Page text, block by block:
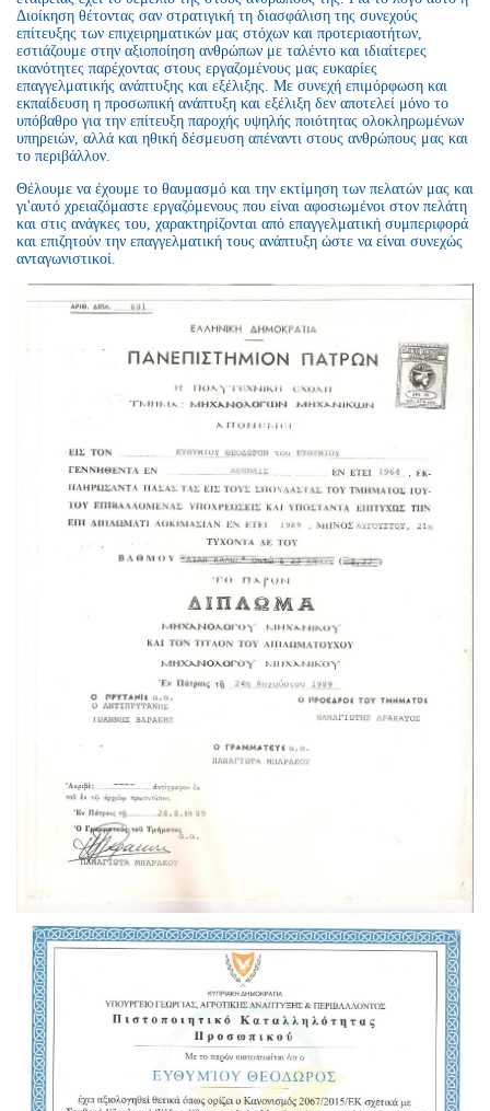
Διοίκηση θέτοντας σαν στρατιγική τη διασφάλιση της συνεχούς
επίτευξης των επιχειρηματικών μας στόχων και προτεριαοτήτων,
εστιάζουμε στην αξιοποίηση ανθρώπων με ταλέντο και ιδιαίτερες
ικανότητες παρέχοντας στους εργαζομένους μας ευκαρίες
επαγγελματικής ανάπτυξης και εξέλιξης. Με συνεχή επιμόρφωση και
εκπαίδευση η προσωπική ανάπτυξη και εξέλιξη δεν αποτελεί μόνο το
υπόβαθρο για την επίτευξη παροχής υψηλής ποιότητας ολοκληρωμένων
υπηρειών, αλλά και ηθική δέσμευση απέναντι στους ανθρώπους μας και
το περιβάλλον.
Θέλουμε να έχουμε το θαυμασμό και την εκτίμηση των πελατών μας και
γι'αυτό χρειαζόμαστε εργαζόμενους που είναι αφοσιωμένοι στον πελάτη
και στις ανάγκες του, χαρακτηρίζονται από επαγγελματική συμπεριφορά
και επιζητούν την επαγγελματική τους ανάπτυξη ώστε να είναι συνεχώς
ανταγωνιστικοί.